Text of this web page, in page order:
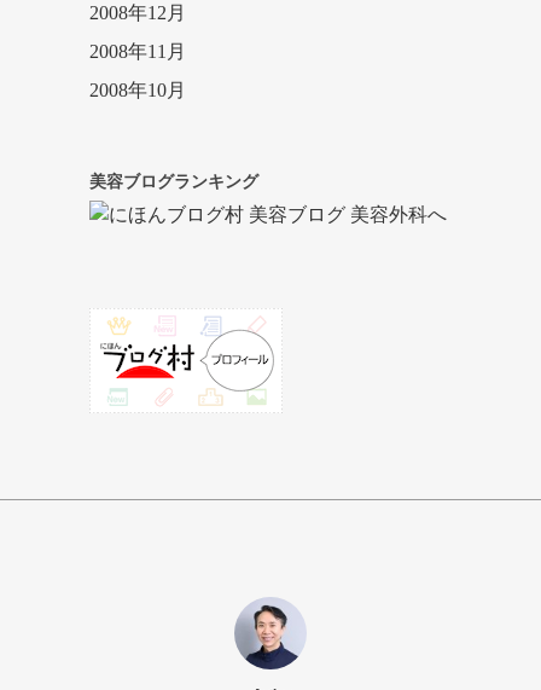
2008年12月
2008年11月
2008年10月
美容ブログランキング